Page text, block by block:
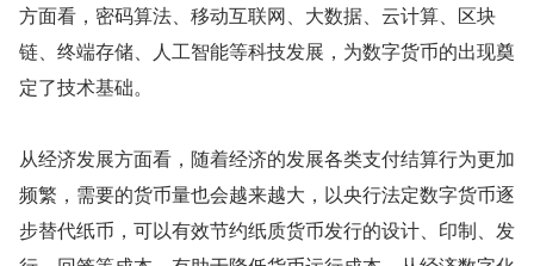
方面看，密码算法、移动互联网、大数据、云计算、区块
链、终端存储、人工智能等科技发展，为数字货币的出现奠
定了技术基础。
从经济发展方面看，随着经济的发展各类支付结算行为更加
频繁，需要的货币量也会越来越大，以央行法定数字货币逐
步替代纸币，可以有效节约纸质货币发行的设计、印制、发